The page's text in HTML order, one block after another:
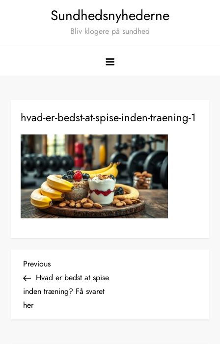
Sundhedsnyhederne
Bliv klogere på sundhed
hvad-er-bedst-at-spise-inden-traening-1
I
n
d
Previous
Post
Previous
Hvad er bedst at spise
inden træning? Få svaret
her